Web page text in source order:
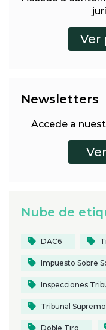
Newsletters
Accede a
Nube de
DAC6
Impuesto Sobre
Inspecciones
Tribunal Supremo
Doble Tiro